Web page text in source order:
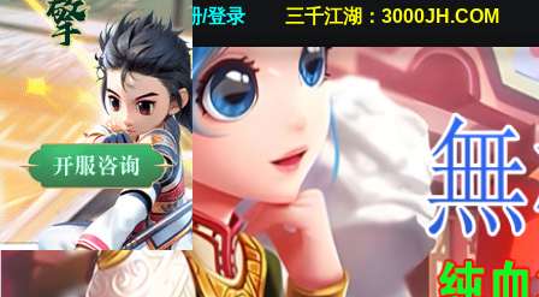
首页 发帖/注册/登录 三千江湖：3000JH.COM